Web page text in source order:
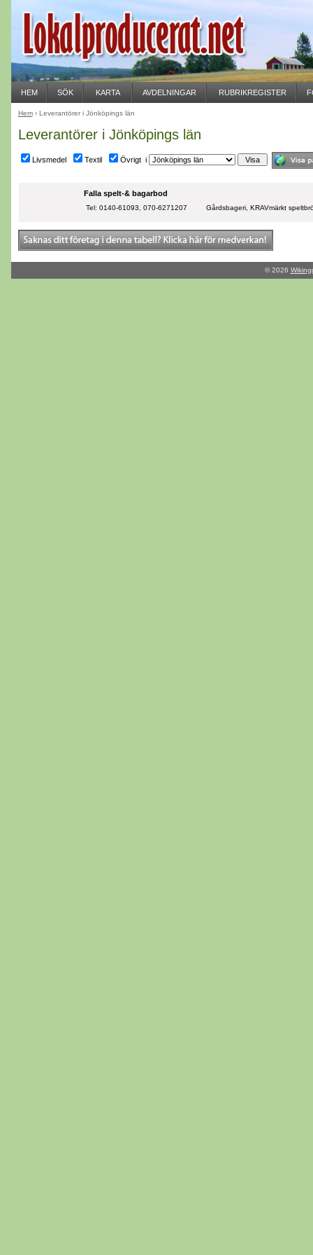
Leverantörer i Jönköpings län
Livsmedel Textil Övrigt i
Falla spelt-& bagarbod
Tel: 0140-61093, 070-6271207 Gårdsbageri, KRAVmärkt
Hem› Leverantörer i Jönköpings län
© 2026
HEM SÖK KARTA AVDELNINGAR RUBRIKREGISTER